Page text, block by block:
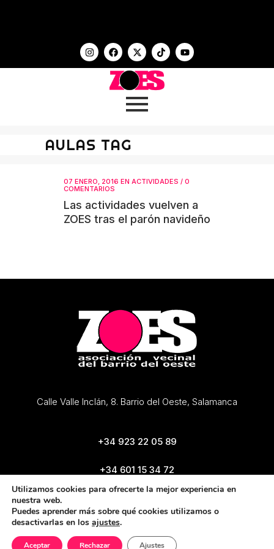
AULAS TAG
07 ENERO, 2016 EN ACTIVIDADES / 0
COMENTARIOS
Las actividades vuelven a
ZOES tras el parón navideño
Calle Valle Inclán, 8. Barrio del Oeste, Salamanca
+34 923 22 05 89
+34 601 15 34 72
zoes@zoes.es
Utilizamos cookies para ofrecerte la mejor experiencia en
nuestra web.
Puedes aprender más sobre qué cookies utilizamos o
desactivarlas en los ajustes.
Aceptar Rechazar Ajustes